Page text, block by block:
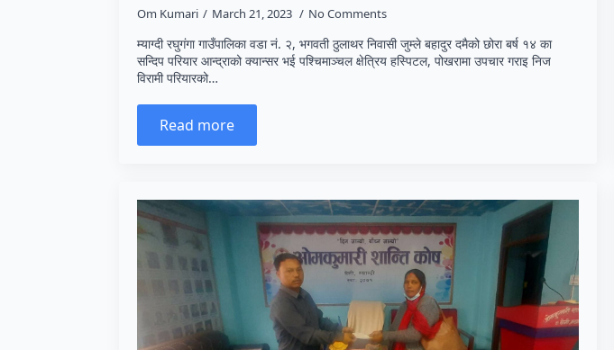
Om Kumari March 21, 2023 No Comments
म्याग्दी रघुगंगा गाउँपालिका वडा नं. २, भगवती ठुलाथर निवासी जुम्ले बहादुर दमैको छोरा बर्ष १४ का
सन्दिप परियार आन्द्राको क्यान्सर भई पश्चिमाञ्चल क्षेत्रिय हस्पिटल, पोखरामा उपचार गराइ निज
विरामी परियारको…
Read more